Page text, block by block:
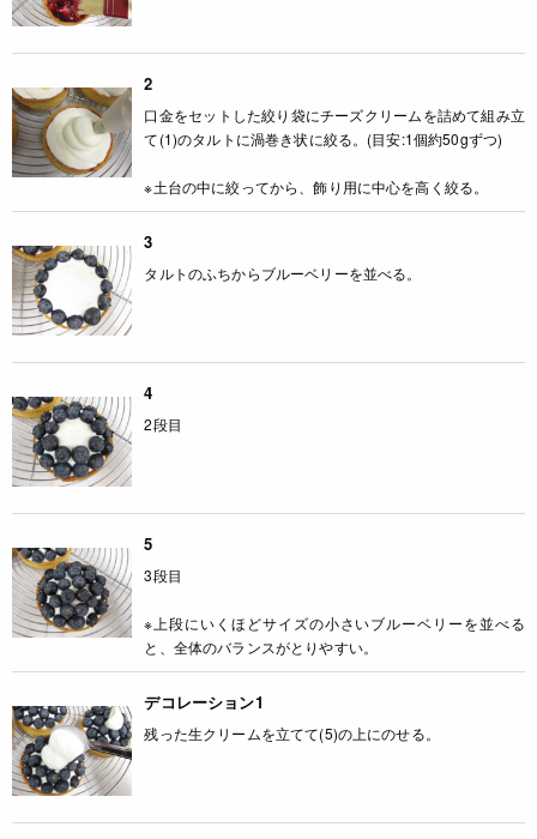
2
口金をセットした絞り袋にチーズクリームを詰めて組み立
て(1)のタルトに渦巻き状に絞る。(目安:1個約50gずつ)
※土台の中に絞ってから、飾り用に中心を高く絞る。
3
タルトのふちからブルーベリーを並べる。
4
2段目
5
3段目
※上段にいくほどサイズの小さいブルーベリーを並べる
と、全体のバランスがとりやすい。
デコレーション1
残った生クリームを立てて(5)の上にのせる。